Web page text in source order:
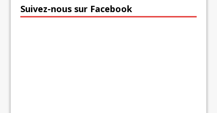
Suivez-nous sur Facebook